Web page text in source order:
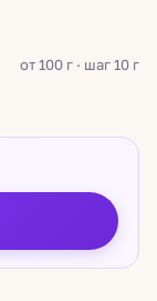
от 100 г · шаг 10 г